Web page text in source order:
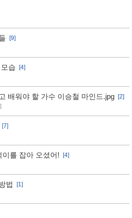
[9]
습
[4]
배워야 할 가수 이승철 마인드.jpg
[2]
[7]
를 잡아 오셨어!
[4]
법
[1]